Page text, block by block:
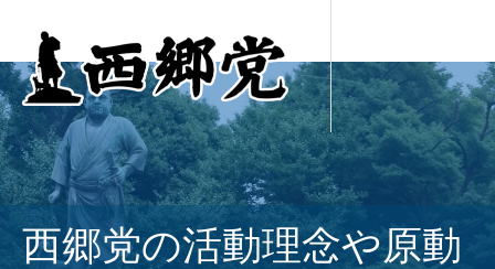
西郷党の活動理念や原動